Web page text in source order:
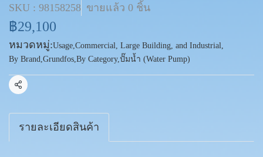
SKU : 98158258 ขายแล้ว 0 ชิ้น
฿29,100
หมวดหมู่:Usage,Commercial, Large Building, and Industrial,
By Brand,Grundfos,By Category,ปั๊มน้ำ (Water Pump)
แชร์
รายละเอียดสินค้า